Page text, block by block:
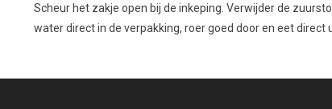
Scheur het zakje open bij de inkeping. Verwijder de
water direct in de verpakking, roer goed door en eet direct